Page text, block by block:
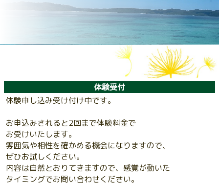
体験受付
体験申し込み受け付け中です。
お申込みされると2回まで体験料金で
お受けいたします。
雰囲気や相性を確かめる機会になりますので、
ぜひお試しください。
内容は自然とおりてきますので、感覚が動いた
タイミングでお問い合わせください。